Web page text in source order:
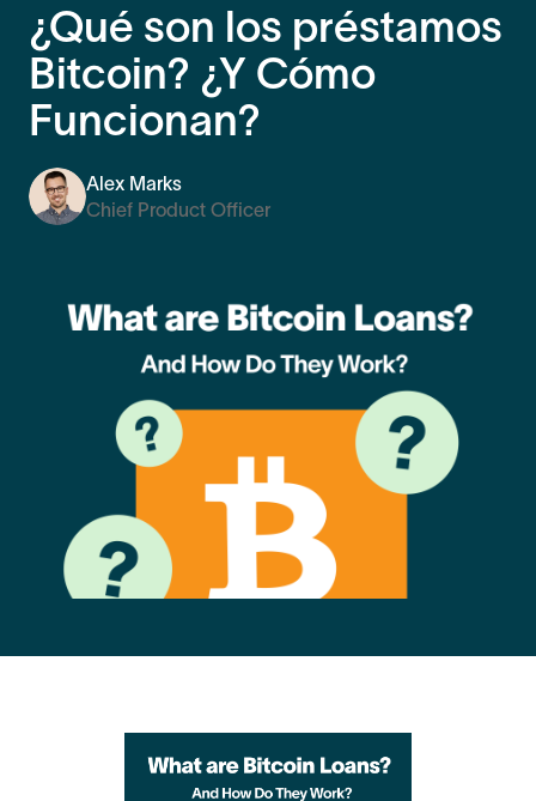
¿Qué son los préstamos
Bitcoin? ¿Y Cómo
Funcionan?
Alex Marks
Chief Product Officer